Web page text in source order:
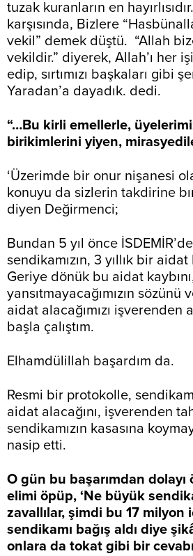
tuzak kuranların en
karşısında, Bizlere
vekil” demek düştü. “Allah
vekildir.” diyerek, Allah’ı her
edip, sırtımızı başkaları gibi
Yaradan’a dayadık. dedi.
“…Bu kirli emellerle,
birikimlerini yiyen,
‘Üzerimde bir onur nişanesi
konuyu da sizlerin takdirine
diyen Değirmenci;
Bundan 5 yıl önce
sendikamızın, 3 yıllık bir
Geriye dönük bu aidat
yansıtmayacağımızın sözünü
aidat alacağımızı işverenden
başla çalıştım.
Elhamdülillah başardım da.
Resmi bir protokolle,
aidat alacağını, işverenden
sendikamızın kasasına
nasip etti.
O gün bu başarımdan
elimi öpüp, ‘Ne büyük
zavallılar, şimdi bu 17 milyon
sendikamı bağış aldı diye
onlara da tokat gibi bir